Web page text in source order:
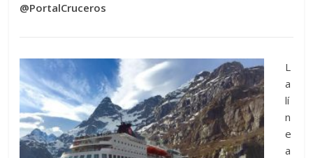
@PortalCruceros
L
a
lí
n
e
a